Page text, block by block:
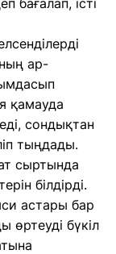
бағалап, істі
ар-
қамауда
сондықтан
тыңдады.
сыртында
білдірді.
астары бар
өртеуді бүкіл